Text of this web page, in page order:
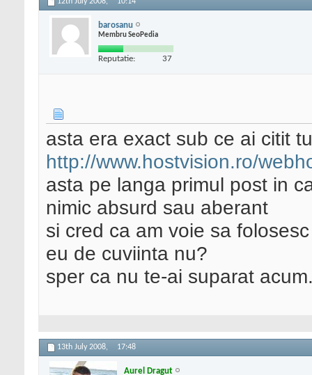
barosanu
Membru SeoPedia
Reputatie: 37
asta era exact sub ce ai citit
http://www.hostvision.ro/
asta pe langa primul post in
nimic absurd sau aberant
si cred ca am voie sa
eu de cuviinta nu?
sper ca nu te-ai suparat
13th July 2008, 17:48
Aurel Dragut